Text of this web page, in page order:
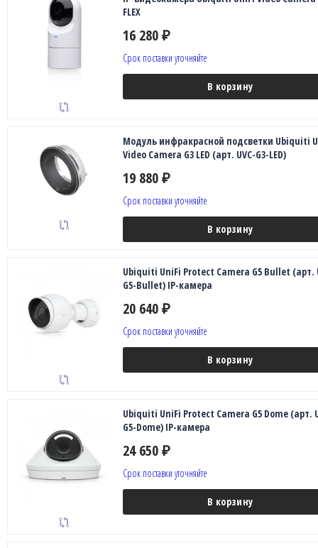
FLEX
16 280 ₽
Срок поставки уточняйте
В корзину
Модуль инфракрасной подсветки Ubiquiti
Video Camera G3 LED (арт. UVC-G3-LED)
19 880 ₽
Срок поставки уточняйте
В корзину
Ubiquiti UniFi Protect Camera G5 Bullet (арт.
G5-Bullet) IP-камера
20 640 ₽
Срок поставки уточняйте
В корзину
Ubiquiti UniFi Protect Camera G5 Dome (арт.
G5-Dome) IP-камера
24 650 ₽
Срок поставки уточняйте
В корзину